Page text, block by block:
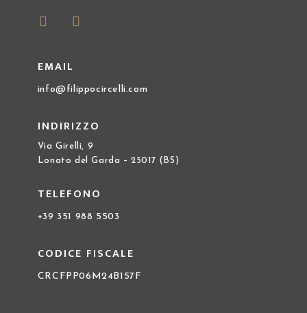
EMAIL
info@filippocircelli.com
INDIRIZZO
Via Girelli, 9
Lonato del Garda – 25017 (BS)
TELEFONO
+39 351 988 5503
CODICE FISCALE
CRCFPP06M24B157F